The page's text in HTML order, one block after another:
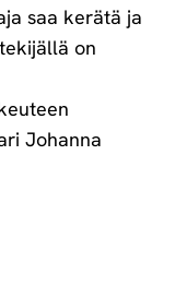
saa kerätä ja
on
Johanna